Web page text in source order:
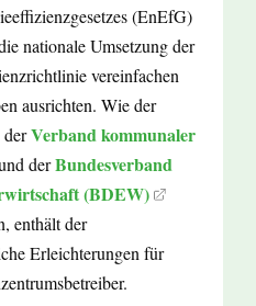
(EnEfG)
nationale Umsetzung der
vereinfachen
ausrichten. Wie der
derVerband kommunaler
derBundesverband
(BDEW)
enthält der
Erleichterungen für